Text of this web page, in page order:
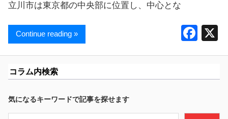
立川市は東京都の中央部に位置し、中心とな
F
e
o
Continue reading »
コラム内検索
気になるキーワードで記事を探せます